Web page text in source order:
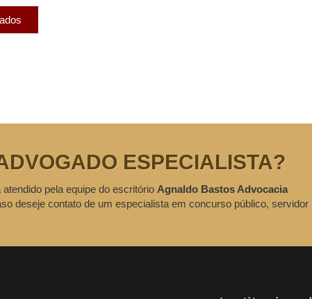
ESPECIALISTA?
pela equipe do escritório Agnaldo Bastos Advocacia
deseje contato de um especialista em concurso público, servidor